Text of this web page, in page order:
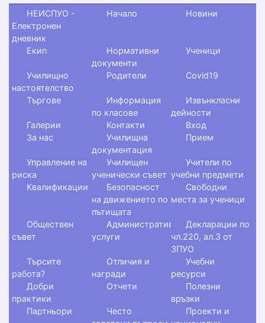
НЕИСПУО -
Електронен
дневник
Начало Новини
Екип
Нормативни
документи
Ученици
Училищно
настоятелство
Родители Covid19
Търгове
Информация
по класове
Извънкласни
дейности
Галерии
Контакти
Вход
За нас
Училищна
документация
Прием
Управление на
риска
Училищен
ученически съвет
Учители по
учебни предмети
Квалификации
Безопасност
на движението по
пътищата
Свободни
места за ученици
Обществен
съвет
Административни
услуги
Декларации по
чл.220, ал.3 от
ЗПУО
Търсите
работа?
Отличия и
награди
Учебни
ресурси
Добри
практики
Отчети
Полезни
връзки
Партньори
Често
Проекти и